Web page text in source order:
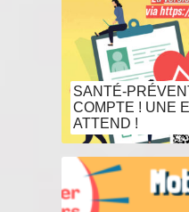
SANTÉ-
COMPTE ! UNE
ATTEND !